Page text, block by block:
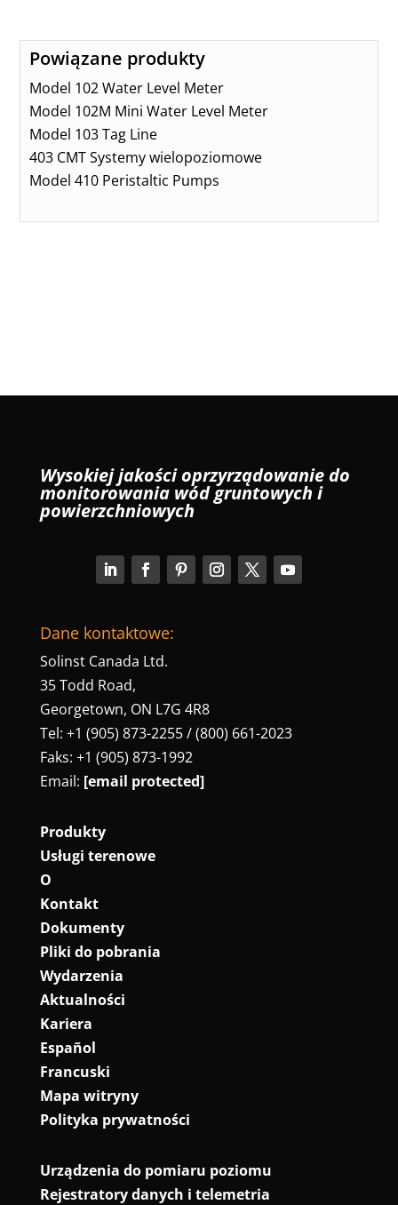
Powiązane produkty
Model 102 Water Level Meter
Model 102M Mini Water Level Meter
Model 103 Tag Line
403 CMT Systemy wielopoziomowe
Model 410 Peristaltic Pumps
Wysokiej jakości oprzyrządowanie do
monitorowania wód gruntowych i
powierzchniowych
Dane kontaktowe:
Solinst Canada Ltd.
35 Todd Road,
Georgetown, ON L7G 4R8
Tel: +1 (905) 873-2255 / (800) 661-2023
Faks: +1 (905) 873-1992
Email: [email protected]
Produkty
Usługi terenowe
O
Kontakt
Dokumenty
Pliki do pobrania
Wydarzenia
Aktualności
Kariera
Español
Francuski
Mapa witryny
Polityka prywatności
Urządzenia do pomiaru poziomu
Rejestratory danych i telemetria